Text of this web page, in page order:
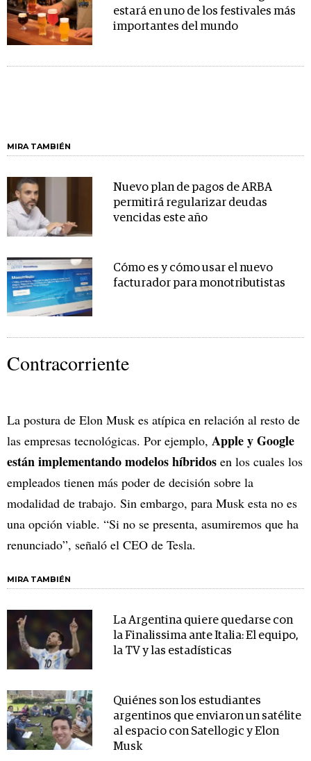
estará en uno de los festivales más
importantes del mundo
MIRA TAMBIÉN
Nuevo plan de pagos de ARBA
permitirá regularizar deudas
vencidas este año
Cómo es y cómo usar el nuevo
facturador para monotributistas
Contracorriente
La postura de Elon Musk es atípica en relación al resto de
las empresas tecnológicas. Por ejemplo, Apple y Google
están implementando modelos híbridos en los cuales los
empleados tienen más poder de decisión sobre la
modalidad de trabajo. Sin embargo, para Musk esta no es
una opción viable. “Si no se presenta, asumiremos que ha
renunciado”, señaló el CEO de Tesla.
MIRA TAMBIÉN
La Argentina quiere quedarse con
la Finalissima ante Italia: El equipo,
la TV y las estadísticas
Quiénes son los estudiantes
argentinos que enviaron un satélite
al espacio con Satellogic y Elon
Musk